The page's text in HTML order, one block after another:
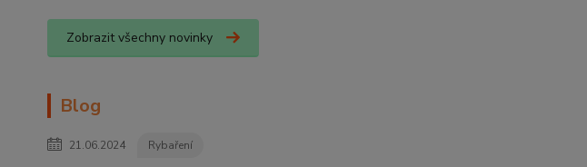
Zobrazit všechny novinky
Blog
21.06.2024 Rybaření